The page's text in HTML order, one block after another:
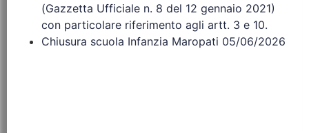
(Gazzetta Ufficiale n. 8 del 12 gennaio 2021)
con particolare riferimento agli artt. 3 e 10.
Chiusura scuola Infanzia Maropati 05/06/2026